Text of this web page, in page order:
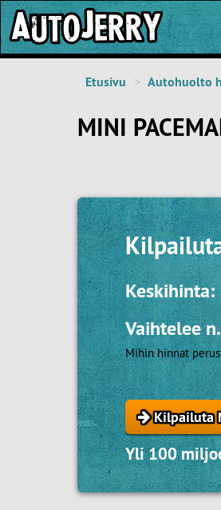
Etusivu Autohuolto
MINI
Keskihinta:
Vaihtelee n.
Mihin hinnat
Kilpailuta
Yli 100